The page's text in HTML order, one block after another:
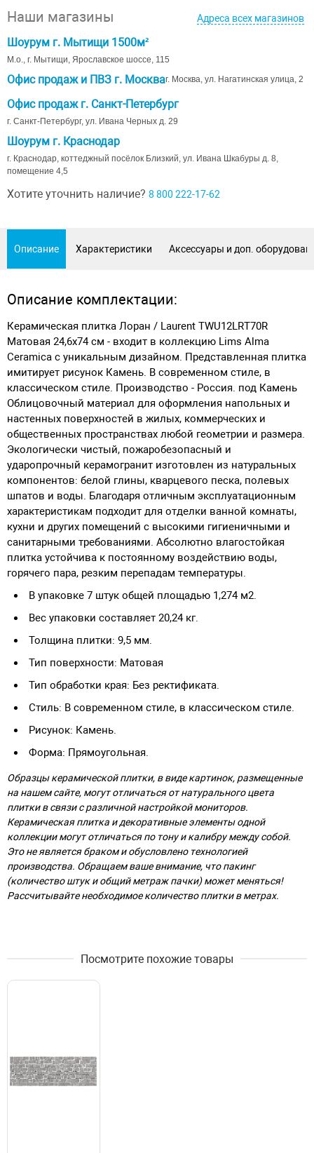
Наши магазины Адреса всех магазинов
Шоурум г. Мытищи 1500м²
М.о., г. Мытищи, Ярославское шоссе, 115
Офис продаж и ПВЗ г. Москваг. Москва, ул. Нагатинская улица, 2
Офис продаж г. Санкт-Петербург
г. Санкт-Петербург, ул. Ивана Черных д. 29
Шоурум г. Краснодар
г. Краснодар, коттеджный посёлок Близкий, ул. Ивана Шкабуры д. 8,
помещение 4,5
Хотите уточнить наличие? 8 800 222-17-62
Описание Характеристики Аксессуары и доп.
Описание комплектации:
Керамическая плитка Лоран / Laurent TWU12LRT70R
Матовая 24,6х74 см - входит в коллекцию Lims Alma
Ceramica с уникальным дизайном. Представленная плитка
имитирует рисунок Камень. В современном стиле, в
классическом стиле. Производство - Россия. под Камень
Облицовочный материал для оформления напольных и
настенных поверхностей в жилых, коммерческих и
общественных пространствах любой геометрии и размера.
Экологически чистый, пожаробезопасный и
ударопрочный керамогранит изготовлен из натуральных
компонентов: белой глины, кварцевого песка, полевых
шпатов и воды. Благодаря отличным эксплуатационным
характеристикам подходит для отделки ванной комнаты,
кухни и других помещений с высокими гигиеничными и
санитарными требованиями. Абсолютно влагостойкая
плитка устойчива к постоянному воздействию воды,
горячего пара, резким перепадам температуры.
В упаковке 7 штук общей площадью 1,274 м2.
Вес упаковки составляет 20,24 кг.
Толщина плитки: 9,5 мм.
Тип поверхности: Матовая
Тип обработки края: Без ректификата.
Стиль: В современном стиле, в классическом стиле.
Рисунок: Камень.
Форма: Прямоугольная.
Образцы керамической плитки, в виде картинок, размещенные
на нашем сайте, могут отличаться от натурального цвета
плитки в связи с различной настройкой мониторов.
Керамическая плитка и декоративные элементы одной
коллекции могут отличаться по тону и калибру между собой.
Это не является браком и обусловлено технологией
производства. Обращаем ваше внимание, что пакинг
(количество штук и общий метраж пачки) может меняться!
Рассчитывайте необходимое количество плитки в метрах.
Посмотрите похожие товары